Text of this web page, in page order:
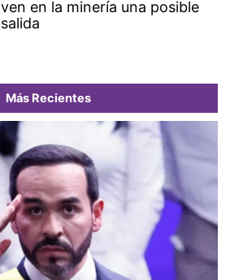
ven en la minería una posible
salida
Más Recientes